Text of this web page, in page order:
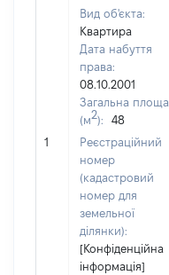
1
Вид об'єкта:
Квартира
Дата набуття
права:
08.10.2001
Загальна площа
(м2):
48
Реєстраційний
номер
(кадастровий
номер для
земельної
ділянки):
[Конфіденційна
інформація]